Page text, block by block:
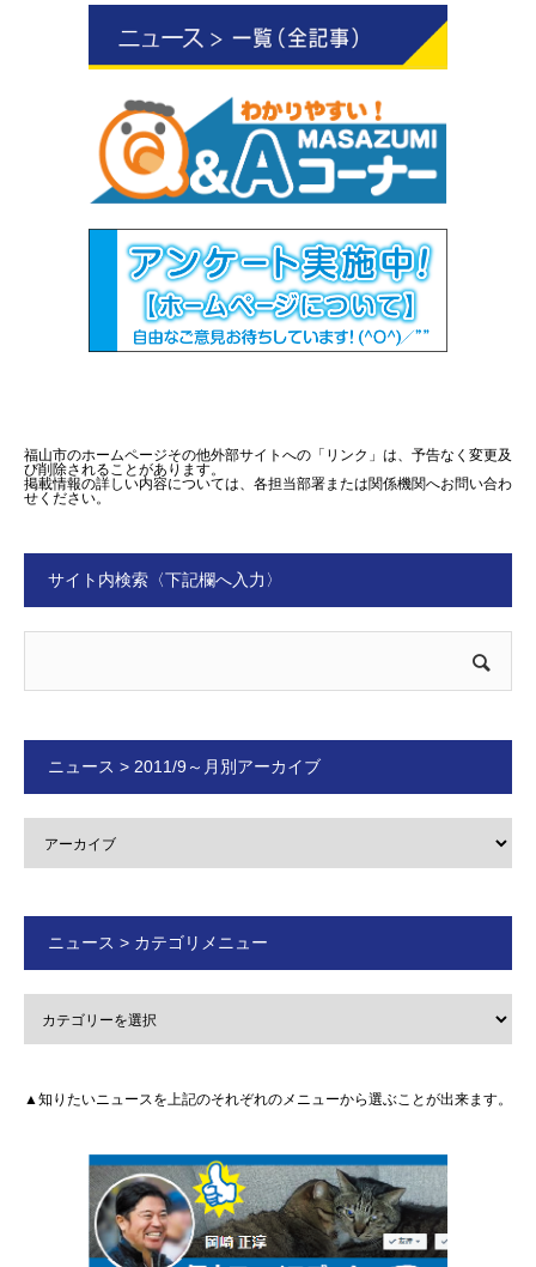
福山市のホームページその他外部サイトへの「リンク」は、予告なく変更及
び削除されることがあります。
掲載情報の詳しい内容については、各担当部署または関係機関へお問い合わ
せください。
サイト内検索〈下記欄へ入力〉
ニュース > 2011/9～月別アーカイブ
ニュース > カテゴリメニュー
▲知りたいニュースを上記のそれぞれのメニューから選ぶことが出来ます。